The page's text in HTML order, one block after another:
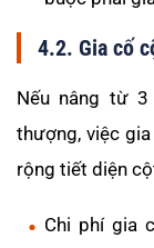
4.2. Gia cố
Nếu nâng từ
thượng, việc
rộng tiết diện
Chi phí gia